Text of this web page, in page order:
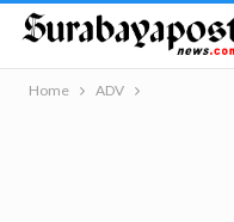
Home ADV